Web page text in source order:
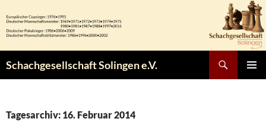
Inhalt
springen
Schachgesellschaft Solingen e.V.
Tagesarchiv: 16. Februar 2014